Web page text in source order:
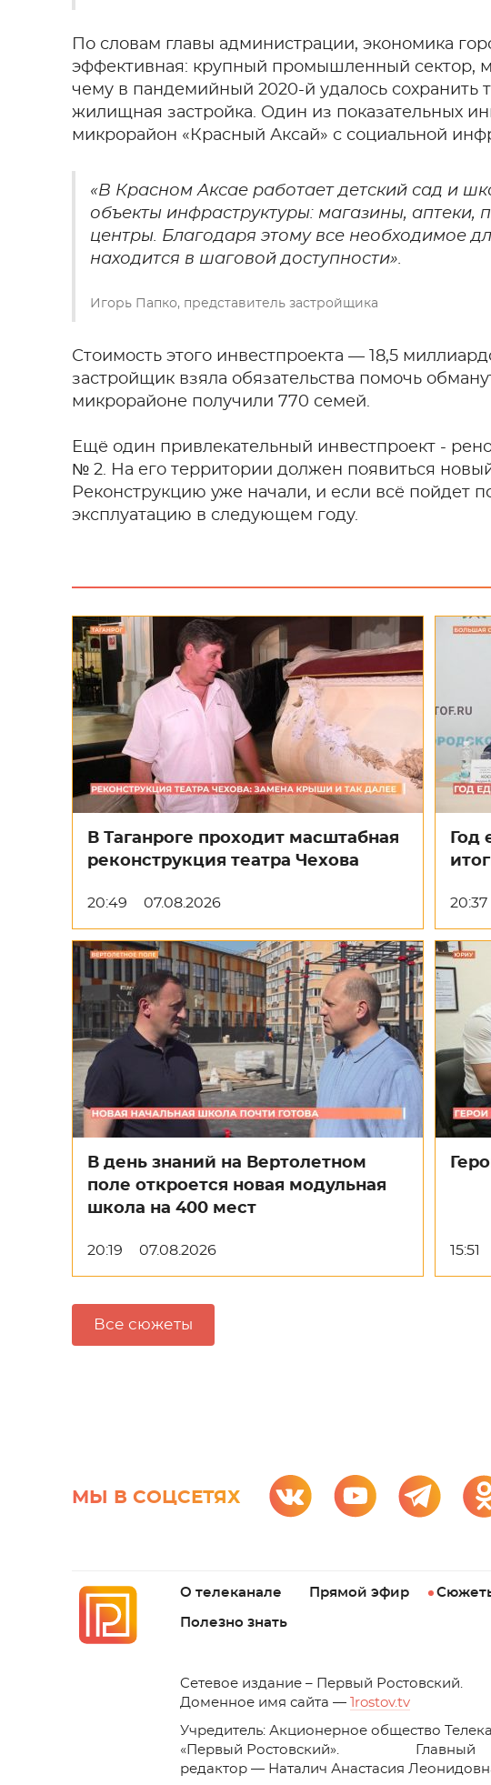
По словам главы администрации, экономика
эффективная: крупный промышленный сектор,
чему в пандемийный 2020-й удалось сохранить
жилищная застройка. Один из показательных
микрорайон «Красный Аксай» с социальной
«В Красном Аксае работает детский сад и
объекты инфраструктуры: магазины,
центры. Благодаря этому все необходимое
находится в шаговой доступности».
Игорь Папко, представитель застройщика
Стоимость этого инвестпроекта — 18,5
застройщик взяла обязательства помочь
микрорайоне получили 770 семей.
Ещё один привлекательный инвестпроект -
№ 2. На его территории должен появиться
Реконструкцию уже начали, и если всё пойдет
эксплуатацию в следующем году.
В Таганроге проходит масштабная
реконструкция театра Чехова
20:49 07.08.2026
Год
20:37
В день знаний на Вертолетном
поле откроется новая модульная
школа на 400 мест
20:19 07.08.2026 15:51
Все сюжеты
МЫ В СОЦСЕТЯХ
О телеканале Прямой эфир
Полезно знать
Cетевое издание – Первый Ростовский.
Доменное имя сайта —
1rostov.tv
Учредитель: Акционерное общество
«Первый Ростовский». Главный
редактор — Наталич Анастасия